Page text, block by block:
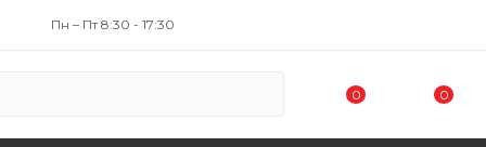
Пн – Пт 8:30 - 17:30
0 0